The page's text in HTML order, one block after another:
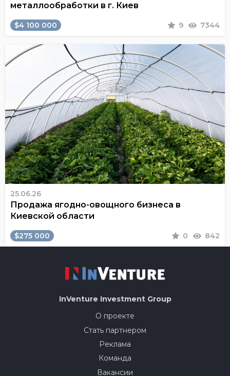
металлообработки в г. Киев
$4 100 000 9 7344
25.06.26
Продажа ягодно-овощного бизнеса в
Киевской области
$275 000 0 842
InVenture Investment Group
О проекте
Стать партнером
Реклама
Команда
Вакансии